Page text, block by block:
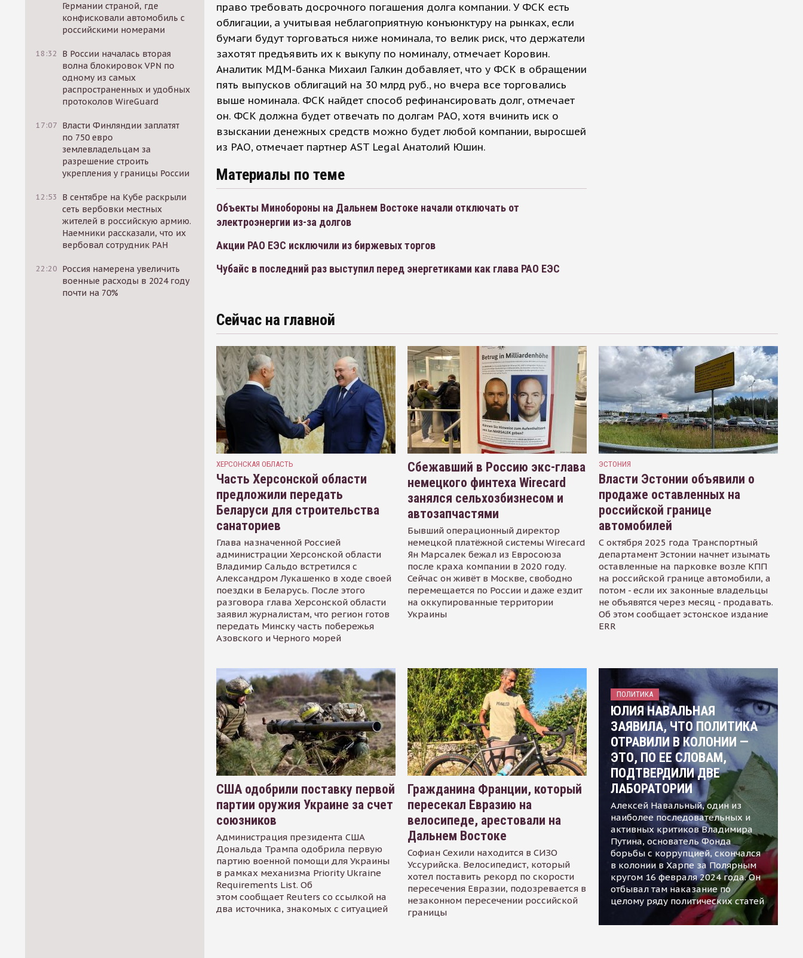
Германии страной, где
конфисковали автомобиль с
российскими номерами
18:32
В России началась вторая
волна блокировок VPN по
одному из самых
распространенных и удобных
протоколов WireGuard
17:07 Власти Финляндии заплатят
по 750 евро
землевладельцам за
разрешение строить
укрепления у границы России
12:53
В сентябре на Кубе раскрыли
сеть вербовки местных
жителей в российскую армию.
Наемники рассказали, что их
вербовал сотрудник РАН
22:20 Россия намерена увеличить
военные расходы в 2024 году
почти на 70%
право требовать досрочного погашения долга компании. У ФСК есть
облигации, а учитывая неблагоприятную конъюнктуру на рынках, если
бумаги будут торговаться ниже номинала, то велик риск, что держатели
захотят предъявить их к выкупу по номиналу, отмечает Коровин.
Аналитик МДМ-банка Михаил Галкин добавляет, что у ФСК в обращении
пять выпусков облигаций на 30 млрд руб., но вчера все торговались
выше номинала. ФСК найдет способ рефинансировать долг, отмечает
он. ФСК должна будет отвечать по долгам РАО, хотя вчинить иск о
взыскании денежных средств можно будет любой компании, выросшей
из РАО, отмечает партнер AST Legal Анатолий Юшин.
Материалы по теме
Объекты Минобороны на Дальнем Востоке начали отключать от
электроэнергии из-за долгов
Акции РАО ЕЭС исключили из биржевых торгов
Чубайс в последний раз выступил перед энергетиками как глава РАО ЕЭС
Сейчас на главной
ХЕРСОНСКАЯ ОБЛАСТЬ
Часть Херсонской области
предложили передать
Беларуси для строительства
санаториев
Глава назначенной Россией
администрации Херсонской области
Владимир Сальдо встретился с
Александром Лукашенко в ходе своей
поездки в Беларусь. После этого
разговора глава Херсонской области
заявил журналистам, что регион готов
передать Минску часть побережья
Азовского и Черного морей
Сбежавший в Россию экс-глава
немецкого финтеха Wirecard
занялся сельхозбизнесом и
автозапчастями
Бывший операционный директор
немецкой платёжной системы Wirecard
Ян Марсалек бежал из Евросоюза
после краха компании в 2020 году.
Сейчас он живёт в Москве, свободно
перемещается по России и даже ездит
на оккупированные территории
Украины
ЭСТОНИЯ
Власти Эстонии объявили о
продаже оставленных на
российской границе
автомобилей
С октября 2025 года Транспортный
департамент Эстонии начнет изымать
оставленные на парковке возле КПП
на российской границе автомобили, а
потом - если их законные владельцы
не объявятся через месяц - продавать.
Об этом сообщает эстонское издание
ERR
США одобрили поставку первой
партии оружия Украине за счет
союзников
Администрация президента США
Дональда Трампа одобрила первую
партию военной помощи для Украины
в рамках механизма Priority Ukraine
Requirements List. Об
этом сообщает Reuters со ссылкой на
два источника, знакомых с ситуацией
Гражданина Франции, который
пересекал Евразию на
велосипеде, арестовали на
Дальнем Востоке
Софиан Сехили находится в СИЗО
Уссурийска. Велосипедист, который
хотел поставить рекорд по скорости
пересечения Евразии, подозревается в
незаконном пересечении российской
границы
ПОЛИТИКА
ЮЛИЯ НАВАЛЬНАЯ
ЗАЯВИЛА, ЧТО ПОЛИТИКА
ОТРАВИЛИ В КОЛОНИИ —
ЭТО, ПО ЕЕ СЛОВАМ,
ПОДТВЕРДИЛИ ДВЕ
ЛАБОРАТОРИИ
Алексей Навальный, один из
наиболее последовательных и
активных критиков Владимира
Путина, основатель Фонда
борьбы с коррупцией, скончался
в колонии в Харпе за Полярным
кругом 16 февраля 2024 года. Он
отбывал там наказание по
целому ряду политических статей